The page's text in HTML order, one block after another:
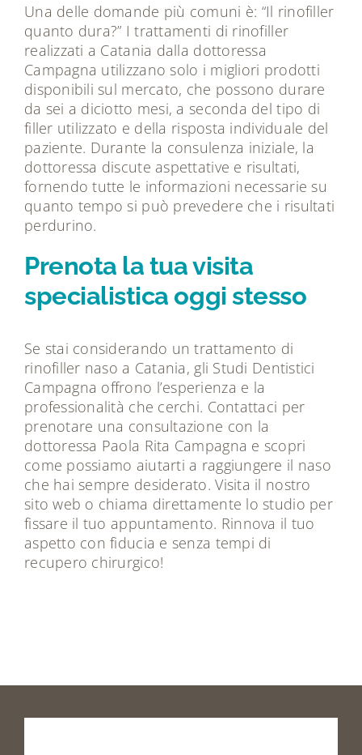
Una delle domande più comuni è: “Il rinofiller
quanto dura?” I trattamenti di rinofiller
realizzati a Catania dalla dottoressa
Campagna utilizzano solo i migliori prodotti
disponibili sul mercato, che possono durare
da sei a diciotto mesi, a seconda del tipo di
filler utilizzato e della risposta individuale del
paziente. Durante la consulenza iniziale, la
dottoressa discute aspettative e risultati,
fornendo tutte le informazioni necessarie su
quanto tempo si può prevedere che i risultati
perdurino.
Prenota la tua visita
specialistica oggi stesso
Se stai considerando un trattamento di
rinofiller naso a Catania, gli Studi Dentistici
Campagna offrono l’esperienza e la
professionalità che cerchi. Contattaci per
prenotare una consultazione con la
dottoressa Paola Rita Campagna e scopri
come possiamo aiutarti a raggiungere il naso
che hai sempre desiderato. Visita il nostro
sito web o chiama direttamente lo studio per
fissare il tuo appuntamento. Rinnova il tuo
aspetto con fiducia e senza tempi di
recupero chirurgico!